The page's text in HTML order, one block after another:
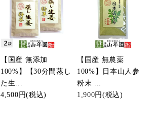
【国産 無添加
100%】【30分間蒸し
た生...
4,500円(税込)
【国産 無農薬
100%】日本山人参
粉末 ...
1,900円(税込)